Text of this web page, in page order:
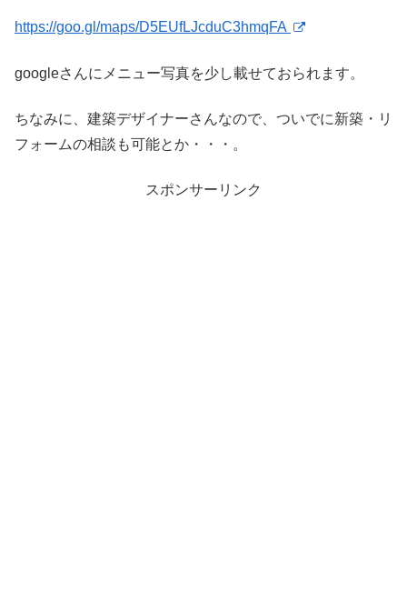
https://goo.gl/maps/D5EUfLJcduC3hmqFA
googleさんにメニュー写真を少し載せておられます。
ちなみに、建築デザイナーさんなので、ついでに新築・リ
フォームの相談も可能とか・・・。
スポンサーリンク